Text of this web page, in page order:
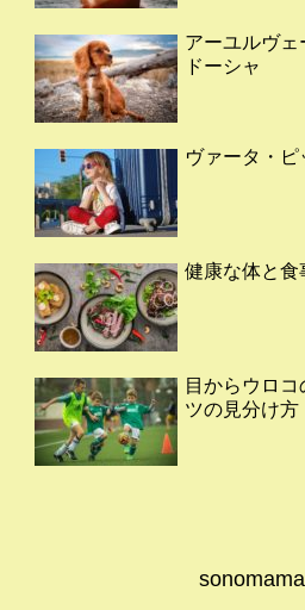
アーユルヴ
ドーシャ
ヴァータ・
健康な体と食
目からウロ
ツの見分け方